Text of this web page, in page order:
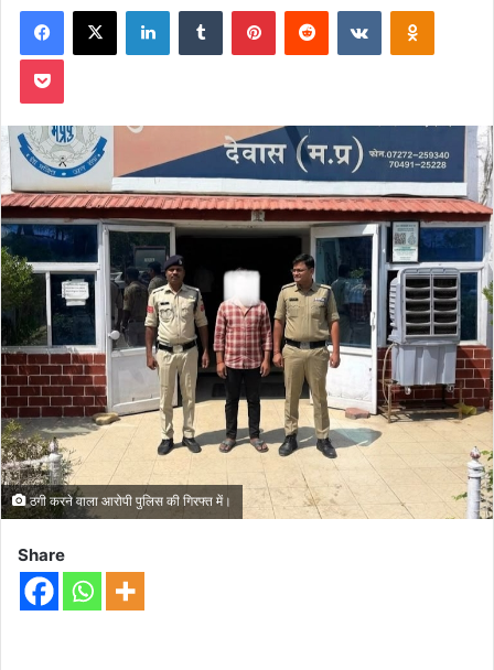
email
Facebook
X LinkedInTumblr PinterestReddit VKontakte
Pocket
ठगी करने वाला आरोपी पुलिस की गिरफ्त में।
Share